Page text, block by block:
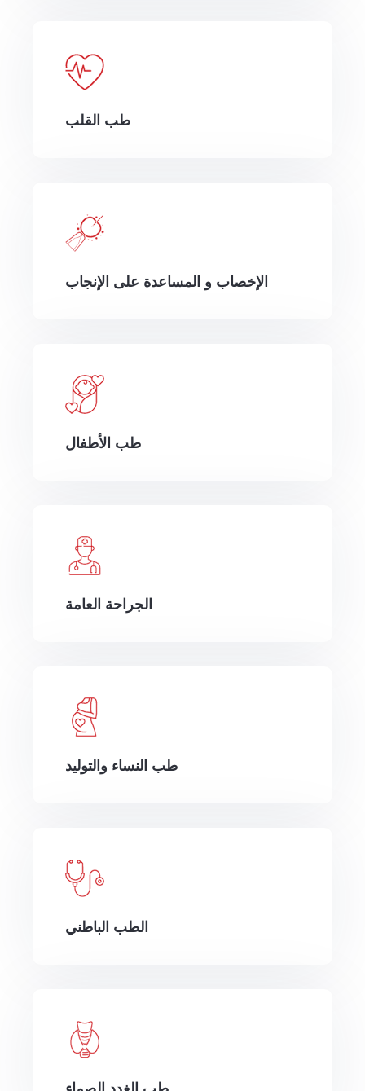
طب القلب
الإخصاب و المساعدة على الإنجاب
طب الأطفال
الجراحة العامة
طب النساء والتوليد
الطب الباطني